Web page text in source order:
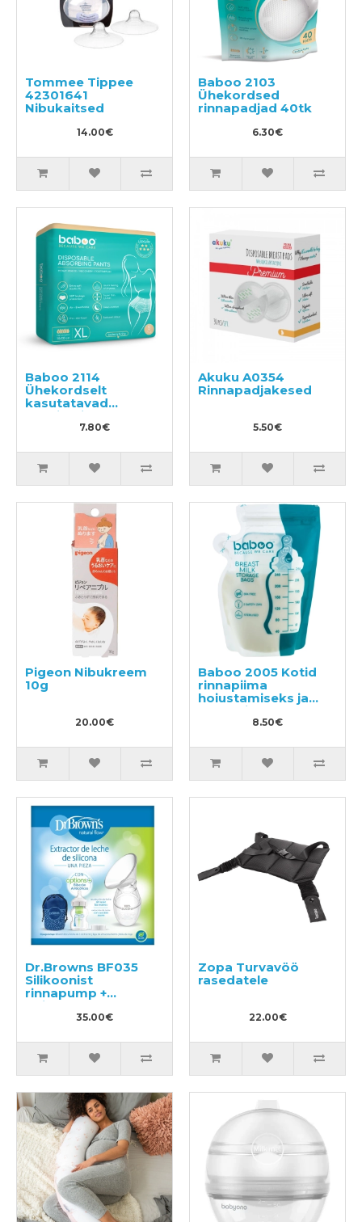
Tommee Tippee
42301641
Nibukaitsed
14.00€
Baboo 2103
Ühekordsed
rinnapadjad 40tk
6.30€
Baboo 2114
Ühekordselt
kasutatavad
sünnitusjärgsed
aluspüksid XL 5tk
7.80€
Akuku A0354
Rinnapadjakesed
5.50€
Pigeon Nibukreem
10g
20.00€
Baboo 2005 Kotid
rinnapiima
hoiustamiseks ja
kogumiseks 25 x
8.50€
Dr.Browns BF035
Silikoonist
rinnapump +
lutipudel 150ml
35.00€
Zopa Turvavöö
rasedatele
22.00€